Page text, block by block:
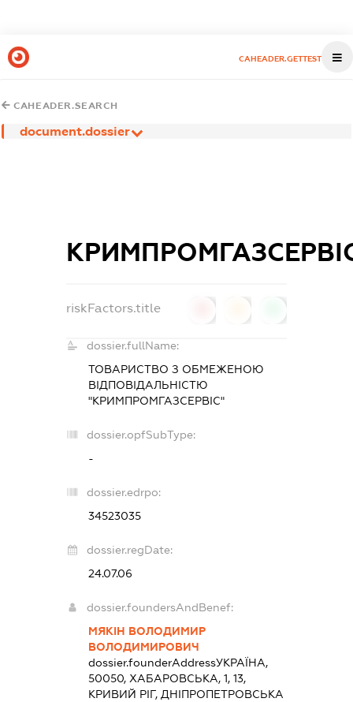
CAHEADER.GETTEST
CAHEADER.SEARCH
document.dossier
riskFactors.title
dossier.fullName:
ТОВАРИСТВО З ОБМЕЖЕНОЮ
ВІДПОВІДАЛЬНІСТЮ
"КРИМПРОМГАЗСЕРВІС"
dossier.opfSubType:
-
dossier.edrpo:
34523035
dossier.regDate:
24.07.06
dossier.foundersAndBenef:
МЯКІН ВОЛОДИМИР
ВОЛОДИМИРОВИЧ
dossier.founderAddressУКРАЇНА,
50050, ХАБАРОВСЬКА, 1, 13,
КРИВИЙ РІГ, ДНІПРОПЕТРОВСЬКА